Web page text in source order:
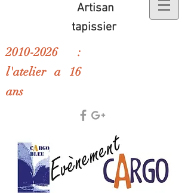
Artisan
tapissier
2010-2026 :
l'atelier a 16
ans